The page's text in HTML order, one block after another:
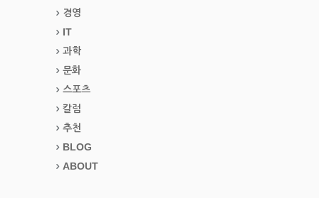
경영
IT
과학
문화
스포츠
칼럼
추천
BLOG
ABOUT